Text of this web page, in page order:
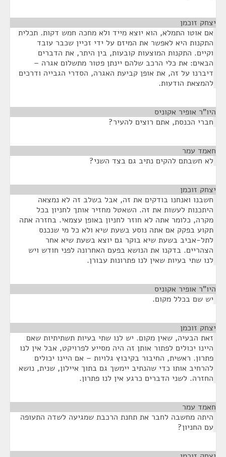
יצחק זוכמן
אם אוטו התמלא, הוא יוצא מייד ולא מחכה חמש דקות. תכלית
התקנות היא לאפשר את המיזם על ידי זכיין שכבר עובד
וקיים. התקנות המוצעות קובעות, בין היתר, את הדברים
הבאים: את כלי הרכב שלהם יינתן פטור מתשלום אגרה –
דיברנו על זה, את אופן קביעת האגרה, הסדרי הגבייה ודרכים
להמצאת הודעות.
היו"ר אופיר אקוניס
חברי הכנסת, אתם רוצים להעיר?
חאמד עמר
לא חשבתם להקים נתיב גם בצד השני?
יצחק זוכמן
חשבנו ואנחנו בודקים את זה, אבל בשלב זה לא נמצאה
היתכנות לעשות את זה. השאטל מחזיר אותך לחניון בכל
מקרה, כלומר אתה לא חוזר לחניון באופן עצמאי. בחזרה אתה
תקוע בפקק אם אתה נוסע בשעת שיא ולא כל מי שנכנס
לתל-אביב בשעת שיא בוקר גם יוצא בשעת שיא אחר
הצהריים. בדקנו את הנושא בפעם האחרונה לפני חודש ויש
לנו שתי בעיות שאין לנו פתרונות עבורן.
היו"ר אופיר אקוניס
יש שם בכלל מקום.
יצחק זוכמן
זאת הבעיה, שאין מקום. יש לנו שתי בעיות תשתיתיות שאם
היינו יכולים לפתור אותן זה היה מסייע לפרויקט, אבל אין לנו
פתרון. ראשית, החיבור בקיבוץ גלויות – אם היינו יכולים
להרחיב אותו כדי שהנתיב יימשך גם בתוך איילון, שנית, נושא
החזרה. לשני הדברים כרגע אין לנו פתרון.
חאמד עמר
היתה מחשבה לחבר את תחנת הרכבת שמגיעה לשדה התעופה
עם החניון?